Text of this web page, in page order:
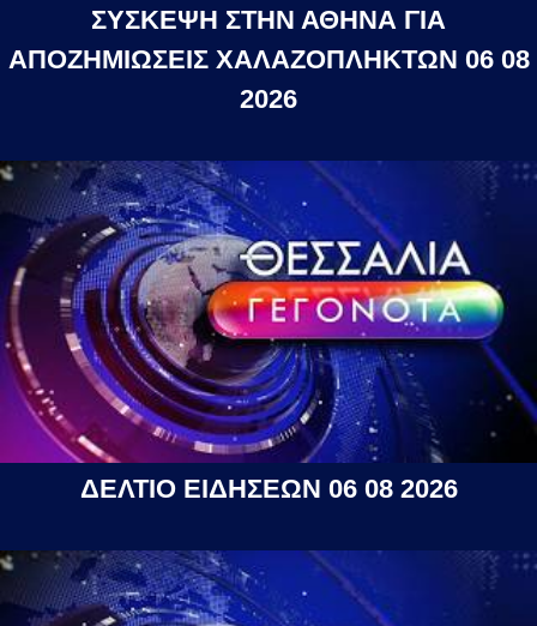
ΣΥΣΚΕΨΗ ΣΤΗΝ ΑΘΗΝΑ ΓΙΑ
ΑΠΟΖΗΜΙΩΣΕΙΣ ΧΑΛΑΖΟΠΛΗΚΤΩΝ 06 08
2026
ΔΕΛΤΙΟ ΕΙΔΗΣΕΩΝ 06 08 2026